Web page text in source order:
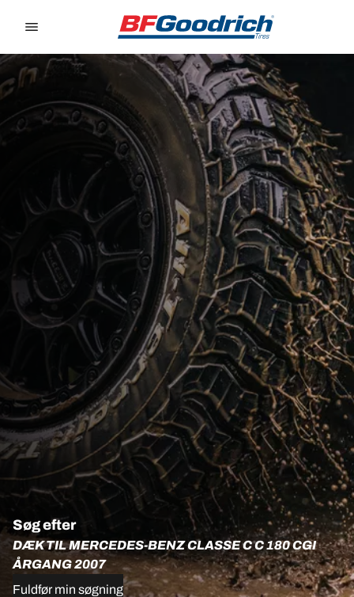
Søg efter
DÆK TIL MERCEDES-BENZ CLASSE C C 180 CGI
ÅRGANG 2007
Fuldfør min søgning